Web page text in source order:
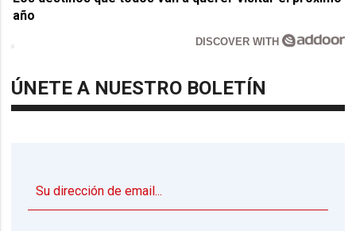
año
DISCOVER WITH
ÚNETE A NUESTRO BOLETÍN